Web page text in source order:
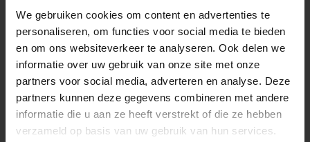
We gebruiken cookies om content en advertenties te
personaliseren, om functies voor social media te bieden
en om ons websiteverkeer te analyseren. Ook delen we
informatie over uw gebruik van onze site met onze
partners voor social media, adverteren en analyse. Deze
partners kunnen deze gegevens combineren met andere
informatie die u aan ze heeft verstrekt of die ze hebben
verzameld op basis van uw gebruik van hun services.